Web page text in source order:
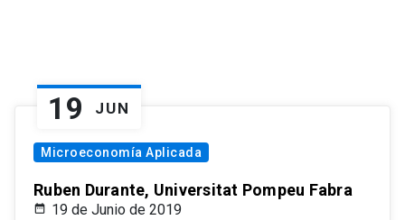
19 JUN
Microeconomía Aplicada
Ruben Durante, Universitat Pompeu Fabra
19 de Junio de 2019